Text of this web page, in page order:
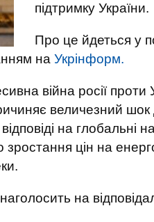
підтримку України.
Про це йдеться у
на Укрінформ.
війна росії
величезний шок
на глобальні
цін на
на